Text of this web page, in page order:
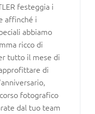
festeggia i
affinché i
abbiamo
ricco di
tutto il mese di
di
fotografico
dal tuo team